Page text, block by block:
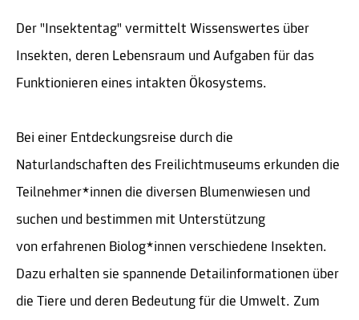
Der "Insektentag" vermittelt Wissenswertes über
Insekten, deren Lebensraum und Aufgaben für das
Funktionieren eines intakten Ökosystems.
Bei einer Entdeckungsreise durch die
Naturlandschaften des Freilichtmuseums erkunden die
Teilnehmer*innen die diversen Blumenwiesen und
suchen und bestimmen mit Unterstützung
von erfahrenen Biolog*innen verschiedene Insekten.
Dazu erhalten sie spannende Detailinformationen über
die Tiere und deren Bedeutung für die Umwelt. Zum